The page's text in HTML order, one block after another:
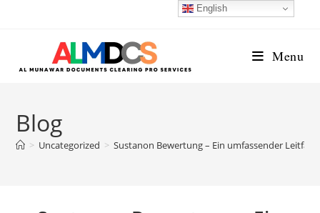
Menu
Blog
> Uncategorized > Sustanon Bewertung – Ein umfassender
English